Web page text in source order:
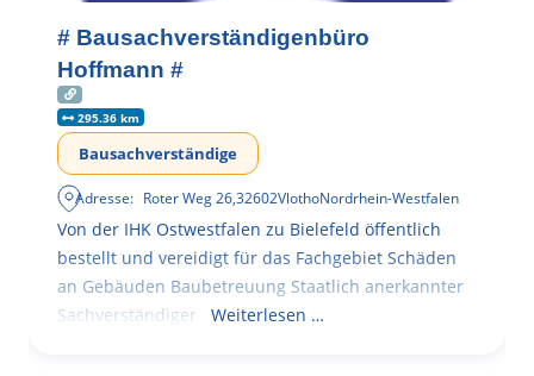
# Bausachverständigenbüro
Hoffmann #
295.36 km
Bausachverständige
Adresse: Roter Weg 26,32602VlothoNordrhein-Westfalen
Von der IHK Ostwestfalen zu Bielefeld öffentlich
bestellt und vereidigt für das Fachgebiet Schäden
an Gebäuden Baubetreuung Staatlich anerkannter
Sachverständiger
Weiterlesen …